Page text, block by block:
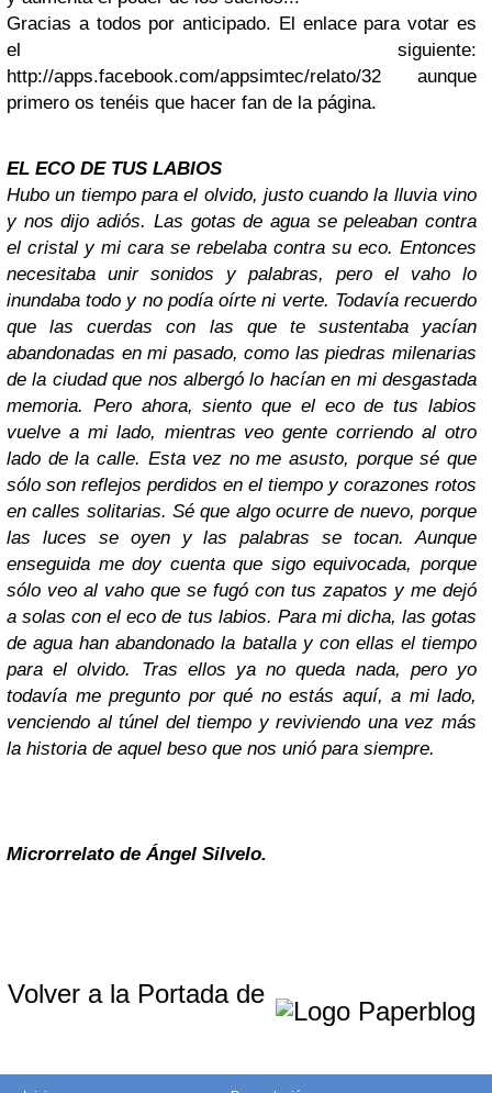
Gracias a todos por anticipado. El enlace para votar es
el siguiente:
http://apps.facebook.com/appsimtec/relato/32 aunque
primero os tenéis que hacer fan de la página.
EL ECO DE TUS LABIOS
Hubo un tiempo para el olvido, justo cuando la lluvia vino
y nos dijo adiós. Las gotas de agua se peleaban contra
el cristal y mi cara se rebelaba contra su eco. Entonces
necesitaba unir sonidos y palabras, pero el vaho lo
inundaba todo y no podía oírte ni verte. Todavía recuerdo
que las cuerdas con las que te sustentaba yacían
abandonadas en mi pasado, como las piedras milenarias
de la ciudad que nos albergó lo hacían en mi desgastada
memoria. Pero ahora, siento que el eco de tus labios
vuelve a mi lado, mientras veo gente corriendo al otro
lado de la calle. Esta vez no me asusto, porque sé que
sólo son reflejos perdidos en el tiempo y corazones rotos
en calles solitarias. Sé que algo ocurre de nuevo, porque
las luces se oyen y las palabras se tocan. Aunque
enseguida me doy cuenta que sigo equivocada, porque
sólo veo al vaho que se fugó con tus zapatos y me dejó
a solas con el eco de tus labios. Para mi dicha, las gotas
de agua han abandonado la batalla y con ellas el tiempo
para el olvido. Tras ellos ya no queda nada, pero yo
todavía me pregunto por qué no estás aquí, a mi lado,
venciendo al túnel del tiempo y reviviendo una vez más
la historia de aquel beso que nos unió para siempre.
Microrrelato de Ángel Silvelo.
Volver a la Portada de